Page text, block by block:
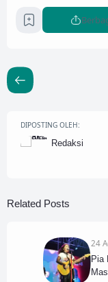
DIPOSTING OLEH:
Redaksi
Related Posts
24
Pia